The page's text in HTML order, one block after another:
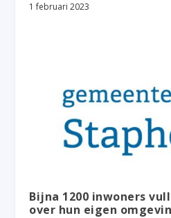
1 februari 2023
Bijna 1200 inwoners
over hun eigen